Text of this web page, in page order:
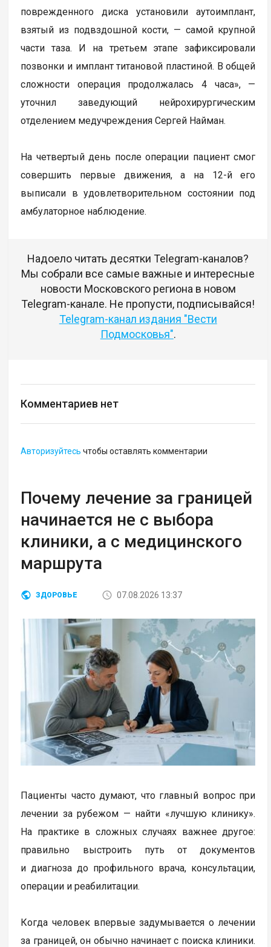
поврежденного диска установили аутоимплант,
взятый из подвздошной кости, — самой крупной
части таза. И на третьем этапе зафиксировали
позвонки и имплант титановой пластиной. В общей
сложности операция продолжалась 4 часа», —
уточнил заведующий нейрохирургическим
отделением медучреждения Сергей Найман.
На четвертый день после операции пациент смог
совершить первые движения, а на 12-й его
выписали в удовлетворительном состоянии под
амбулаторное наблюдение.
Надоело читать десятки Telegram-каналов?
Мы собрали все самые важные и интересные
новости Московского региона в новом
Telegram-канале. Не пропусти, подписывайся!
Telegram-канал издания "Вести
Подмосковья".
Комментариев нет
Авторизуйтесь чтобы оставлять комментарии
Почему лечение за границей
начинается не с выбора
клиники, а с медицинского
маршрута
ЗДОРОВЬЕ 07.08.2026 13:37
Пациенты часто думают, что главный вопрос при
лечении за рубежом — найти «лучшую клинику».
На практике в сложных случаях важнее другое:
правильно выстроить путь от документов
и диагноза до профильного врача, консультации,
операции и реабилитации.
Когда человек впервые задумывается о лечении
за границей, он обычно начинает с поиска клиники.